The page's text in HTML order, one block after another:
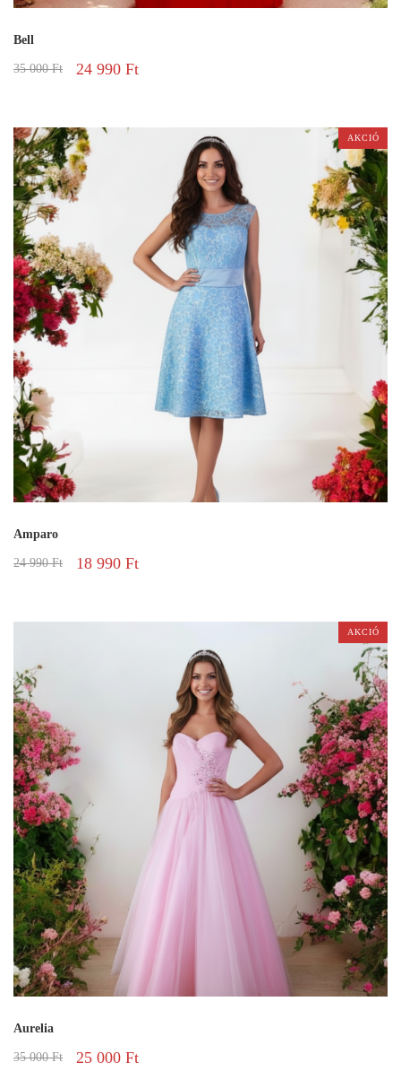
Bell
35 000Ft 24 990 Ft
AKCIÓ
Amparo
24 990Ft 18 990 Ft
AKCIÓ
Aurelia
35 000Ft 25 000 Ft